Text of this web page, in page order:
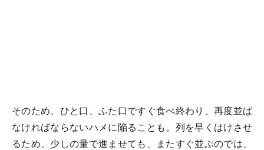
そのため、ひと口、ふた口ですぐ食べ終わり、再度並ば
なければならないハメに陥ることも。列を早くはけさせ
るため、少しの量で進ませても、またすぐ並ぶのでは、